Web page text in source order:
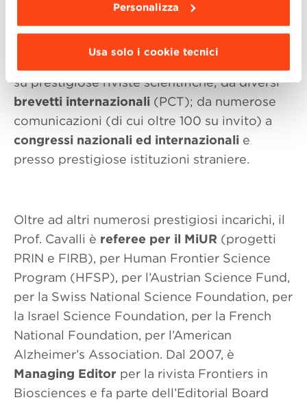
Personalizza
Usa solo i cookie tecnici
su prestigiose riviste scientifiche; da diversi
brevetti internazionali (PCT); da numerose
comunicazioni (di cui oltre 100 su invito) a
congressi nazionali ed internazionali e
presso prestigiose istituzioni straniere.
Oltre ad altri numerosi prestigiosi incarichi, il
Prof. Cavalli è referee per il MiUR (progetti
PRIN e FIRB), per Human Frontier Science
Program (HFSP), per l’Austrian Science Fund,
per la Swiss National Science Foundation, per
la Israel Science Foundation, per la French
National Foundation, per l’American
Alzheimer’s Association. Dal 2007, è
Managing Editor per la rivista Frontiers in
Biosciences e fa parte dell’Editorial Board